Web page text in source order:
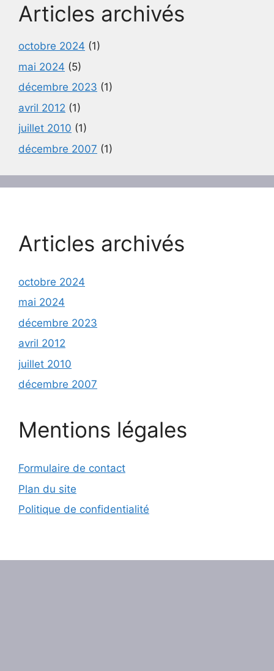
Articles archivés
octobre 2024 (1)
mai 2024 (5)
décembre 2023 (1)
avril 2012 (1)
juillet 2010 (1)
décembre 2007 (1)
Articles archivés
octobre 2024
mai 2024
décembre 2023
avril 2012
juillet 2010
décembre 2007
Mentions légales
Formulaire de contact
Plan du site
Politique de confidentialité